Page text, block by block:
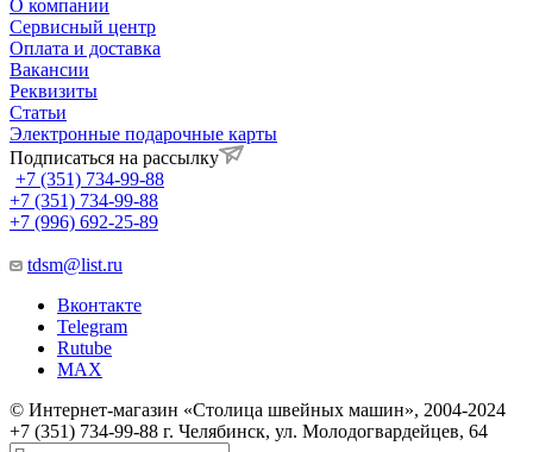
О компании
Сервисный центр
Оплата и доставка
Вакансии
Реквизиты
Статьи
Электронные подарочные карты
Подписаться на рассылку
+7 (351) 734-99-88
+7 (351) 734-99-88
+7 (996) 692-25-89
tdsm@list.ru
Вконтакте
Telegram
Rutube
MAX
© Интернет-магазин «Столица швейных машин», 2004-2024
+7 (351) 734-99-88 г. Челябинск, ул. Молодогвардейцев, 64